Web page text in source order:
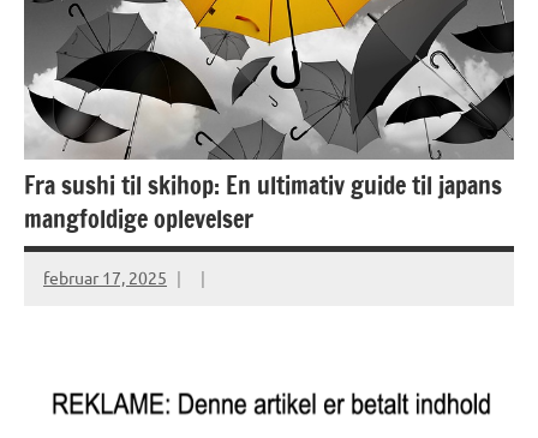
Fra sushi til skihop: En ultimativ guide til japans
mangfoldige oplevelser
februar 17, 2025